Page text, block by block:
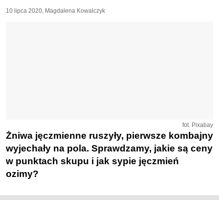
10 lipca 2020, Magdalena Kowalczyk
fot. Pixabay
Żniwa jęczmienne ruszyły, pierwsze kombajny
wyjechały na pola. Sprawdzamy, jakie są ceny
w punktach skupu i jak sypie jęczmień
ozimy?